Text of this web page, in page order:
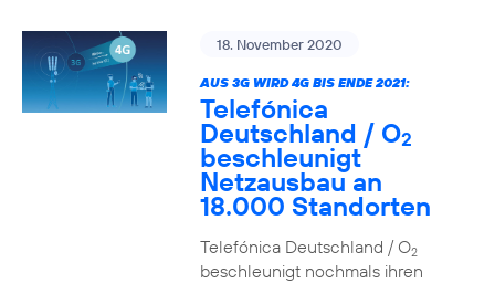
18. November 2020
AUS 3G WIRD 4G BIS ENDE 2021:
Telefónica
Deutschland / O2
beschleunigt
Netzausbau an
18.000 Standorten
Telefónica Deutschland / O2
beschleunigt nochmals ihren